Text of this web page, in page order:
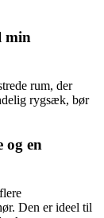
min
rum, der
rygsæk, bør
og en
Den er ideel til